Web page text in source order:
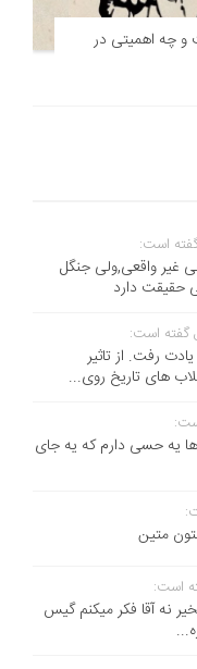
و چه اهمیتی در
است:
غیر واقعی,ولی جنگل
حقیقت دارد
گفته است:
یادت رفت. از تاثیر
های تاریخ روی...
یه حسی دارم که یه جای
متین
نه آقا فکر میکنم گیس